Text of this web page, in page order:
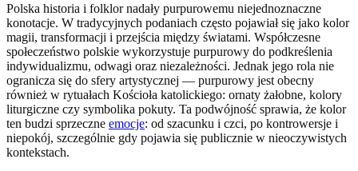
Polska historia i folklor nadały purpurowemu niejednoznaczne
konotacje. W tradycyjnych podaniach często pojawiał się jako kolor
magii, transformacji i przejścia między światami. Współczesne
społeczeństwo polskie wykorzystuje purpurowy do podkreślenia
indywidualizmu, odwagi oraz niezależności. Jednak jego rola nie
ogranicza się do sfery artystycznej — purpurowy jest obecny
również w rytuałach Kościoła katolickiego: ornaty żałobne, kolory
liturgiczne czy symbolika pokuty. Ta podwójność sprawia, że kolor
ten budzi sprzeczne emocje: od szacunku i czci, po kontrowersje i
niepokój, szczególnie gdy pojawia się publicznie w nieoczywistych
kontekstach.